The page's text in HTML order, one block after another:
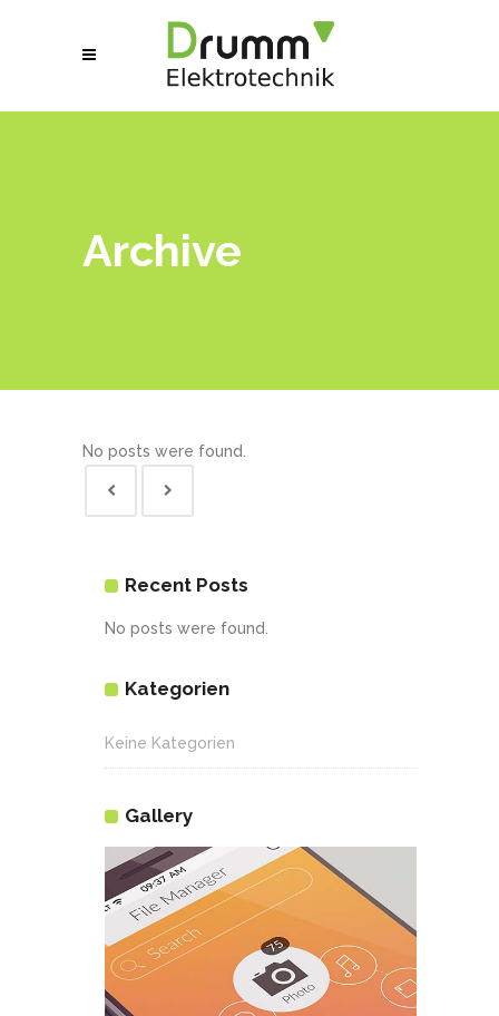
Archive
No posts were found.
Recent Posts
No posts were found.
Kategorien
Keine Kategorien
Gallery